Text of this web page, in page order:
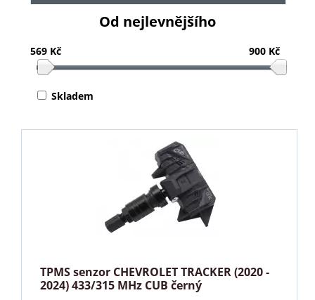
Od nejlevnějšího
569 Kč 900 Kč
Skladem
TPMS senzor CHEVROLET TRACKER (2020 -
2024) 433/315 MHz CUB černý